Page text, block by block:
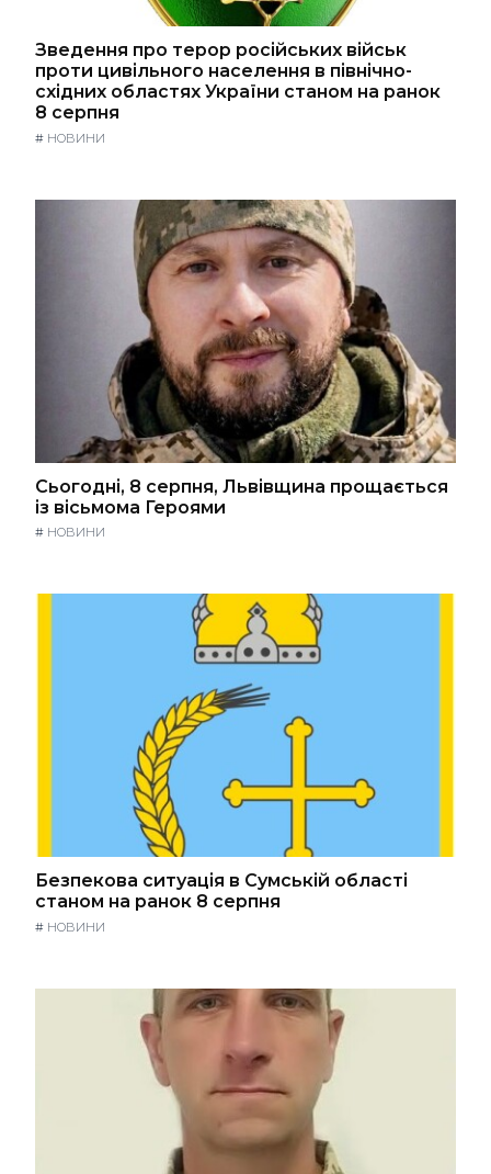
Зведення про терор російських військ
проти цивільного населення в північно-
східних областях України станом на ранок
8 серпня
# НОВИНИ
Сьогодні, 8 серпня, Львівщина прощається
із вісьмома Героями
# НОВИНИ
Безпекова ситуація в Сумській області
станом на ранок 8 серпня
# НОВИНИ